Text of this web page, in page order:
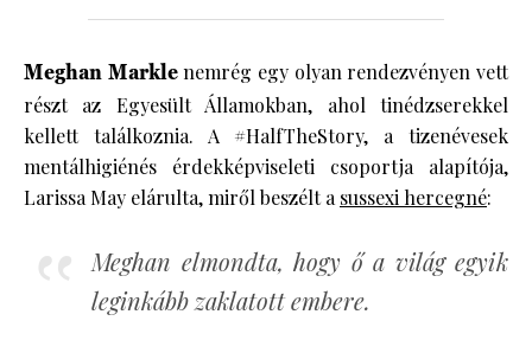
Meghan Marklenemrég egy olyan rendezvényen vett
részt az Egyesült Államokban, ahol tinédzserekkel
kellett találkoznia. A #HalfTheStory, a tizenévesek
mentálhigiénés érdekképviseleti csoportja alapítója,
Larissa May elárulta, miről beszélt asussexi hercegné:
Meghan elmondta, hogy ő a világ egyik
leginkább zaklatott embere.